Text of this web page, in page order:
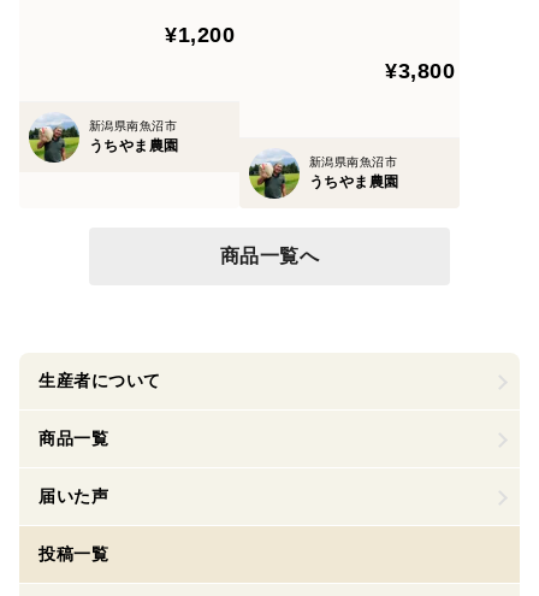
¥1,200
新潟県南魚沼市
うちやま農園
¥3,800
新潟県南魚沼市
うちやま農園
商品一覧へ
生産者について
商品一覧
届いた声
投稿一覧